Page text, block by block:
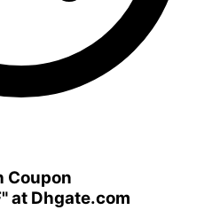
Coupon
at Dhgate.com